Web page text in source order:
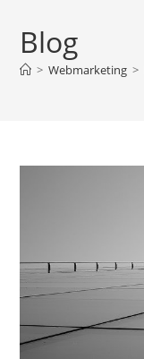
Blog
> Webmarketing >